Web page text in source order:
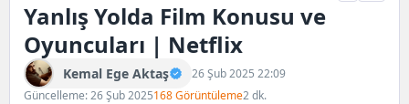
Yanlış Yolda Film Konusu ve
Oyuncuları | Netflix
Kemal Ege Aktaş
26 Şub 2025 22:09
Güncelleme: 26 Şub 2025168 Görüntüleme2 dk.